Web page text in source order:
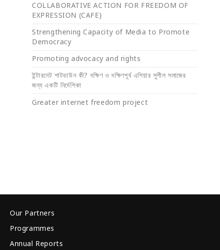
COLLABORATIVE ACTION FOR FREEDOM OF
EXPRESSION (CAFE)
Strengthening Capacity of Media to Promote
Democracy
Promoting advocacy and rights
ইন্টারনেট শাটডাউন কী? দক্ষিণ ও দক্ষিণপূর্ব এশিয়ার সুশীল সমাজের
জন্য একটি নির্দেশিকা
Greater internet freedom project
Our Partners
Programmes
Annual Reports